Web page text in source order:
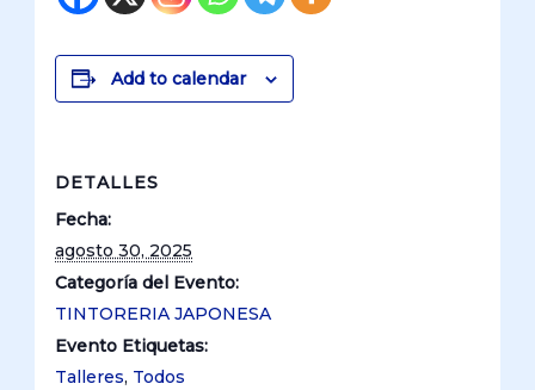
Add to calendar
DETALLES
Fecha:
agosto 30, 2025
Categoría del Evento:
TINTORERIA JAPONESA
Evento Etiquetas:
Talleres, Todos